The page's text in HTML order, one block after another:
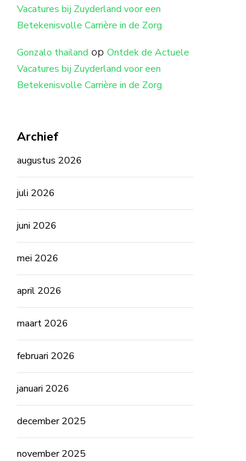
Vacatures bij Zuyderland voor een
Betekenisvolle Carrière in de Zorg
Gonzalo thailand op Ontdek de Actuele
Vacatures bij Zuyderland voor een
Betekenisvolle Carrière in de Zorg
Archief
augustus 2026
juli 2026
juni 2026
mei 2026
april 2026
maart 2026
februari 2026
januari 2026
december 2025
november 2025